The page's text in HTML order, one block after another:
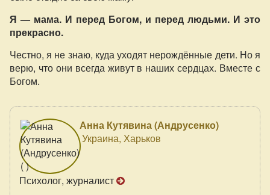
Я — мама. И перед Богом, и перед людьми. И это
прекрасно.
Честно, я не знаю, куда уходят нерождённые дети. Но я
верю, что они всегда живут в наших сердцах. Вместе с
Богом.
Анна Кутявина (Андрусенко)
Украина, Харьков
Психолог, журналист